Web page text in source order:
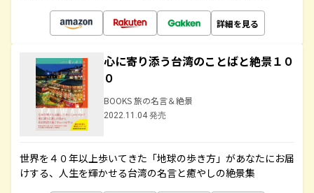
詳細を見る
心に寄り添う台湾のことばと絶景１０
０
BOOKS 旅の名言＆絶景
2022.11.04 発売
世界を４０年以上歩いてきた「地球の歩き方」があなたにお届
けする、人生を輝かせる台湾の名言と癒やしの絶景集